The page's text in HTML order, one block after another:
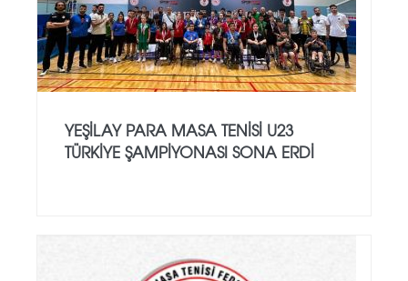
YEŞILAY PARA MASA TENISI U23
TÜRKIYE ŞAMPIYONASI SONA ERDI